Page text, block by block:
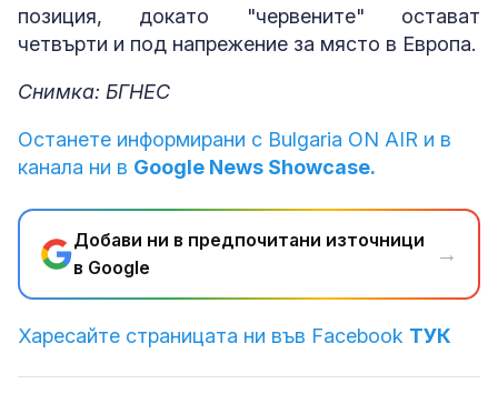
позиция, докато "червените" остават
четвърти и под напрежение за място в Европа.
Снимка: БГНЕС
Останете информирани с Bulgaria ON AIR и в
канала ни в Google News Showcase.
Добави ни в предпочитани източници
в Google
→
Харесайте страницата ни във Facebook ТУК